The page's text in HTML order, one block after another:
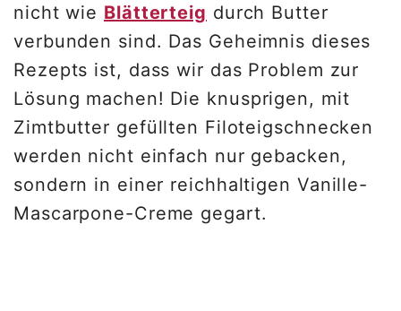
nicht wie Blätterteig durch Butter
verbunden sind. Das Geheimnis dieses
Rezepts ist, dass wir das Problem zur
Lösung machen! Die knusprigen, mit
Zimtbutter gefüllten Filoteigschnecken
werden nicht einfach nur gebacken,
sondern in einer reichhaltigen Vanille-
Mascarpone-Creme gegart.